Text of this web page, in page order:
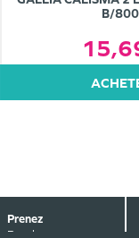
B/
Prenez
Rendez-vous